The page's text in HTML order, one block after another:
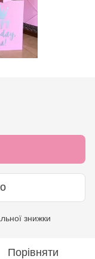
знижки
Порівняти